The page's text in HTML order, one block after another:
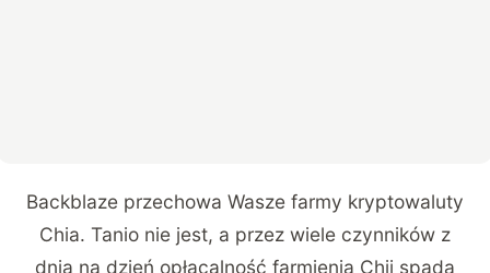
Backblaze przechowa Wasze farmy kryptowaluty
Chia. Tanio nie jest, a przez wiele czynników z
dnia na dzień opłacalność farmienia Chii spada